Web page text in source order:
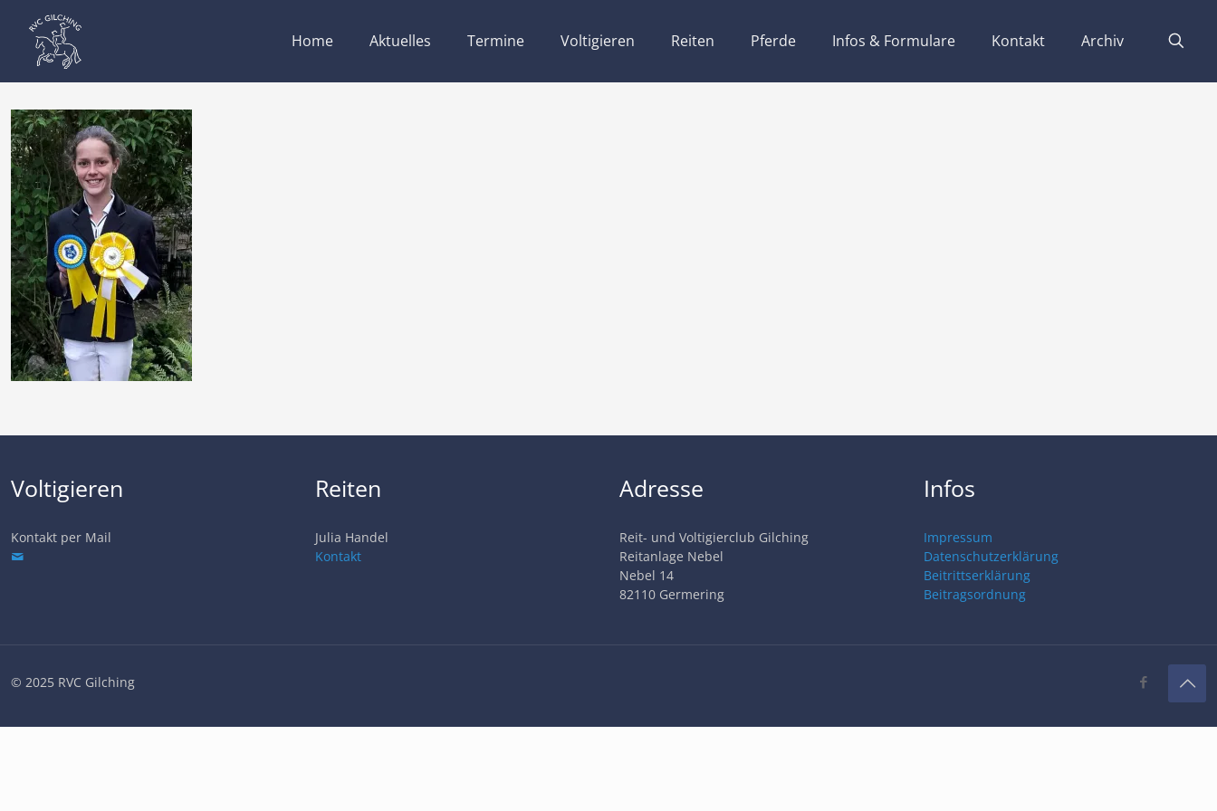
Home Aktuelles Termine Voltigieren Reiten Pferde Infos & Formulare Kontakt Archiv
Voltigieren
Kontakt per Mail
Reiten
Julia Handel
Kontakt
Adresse
Reit- und Voltigierclub Gilching
Reitanlage Nebel
Nebel 14
82110 Germering
Infos
Impressum
Datenschutzerklärung
Beitrittserklärung
Beitragsordnung
© 2025 RVC Gilching